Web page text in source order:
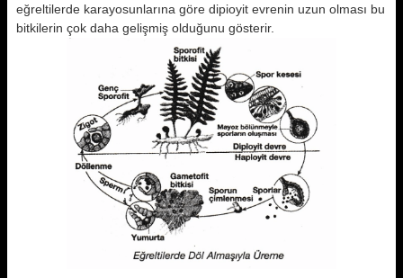
eğreltilerde karayosunlarına göre dipioyit evrenin uzun olması bu
bitkilerin çok daha gelişmiş olduğunu gösterir.